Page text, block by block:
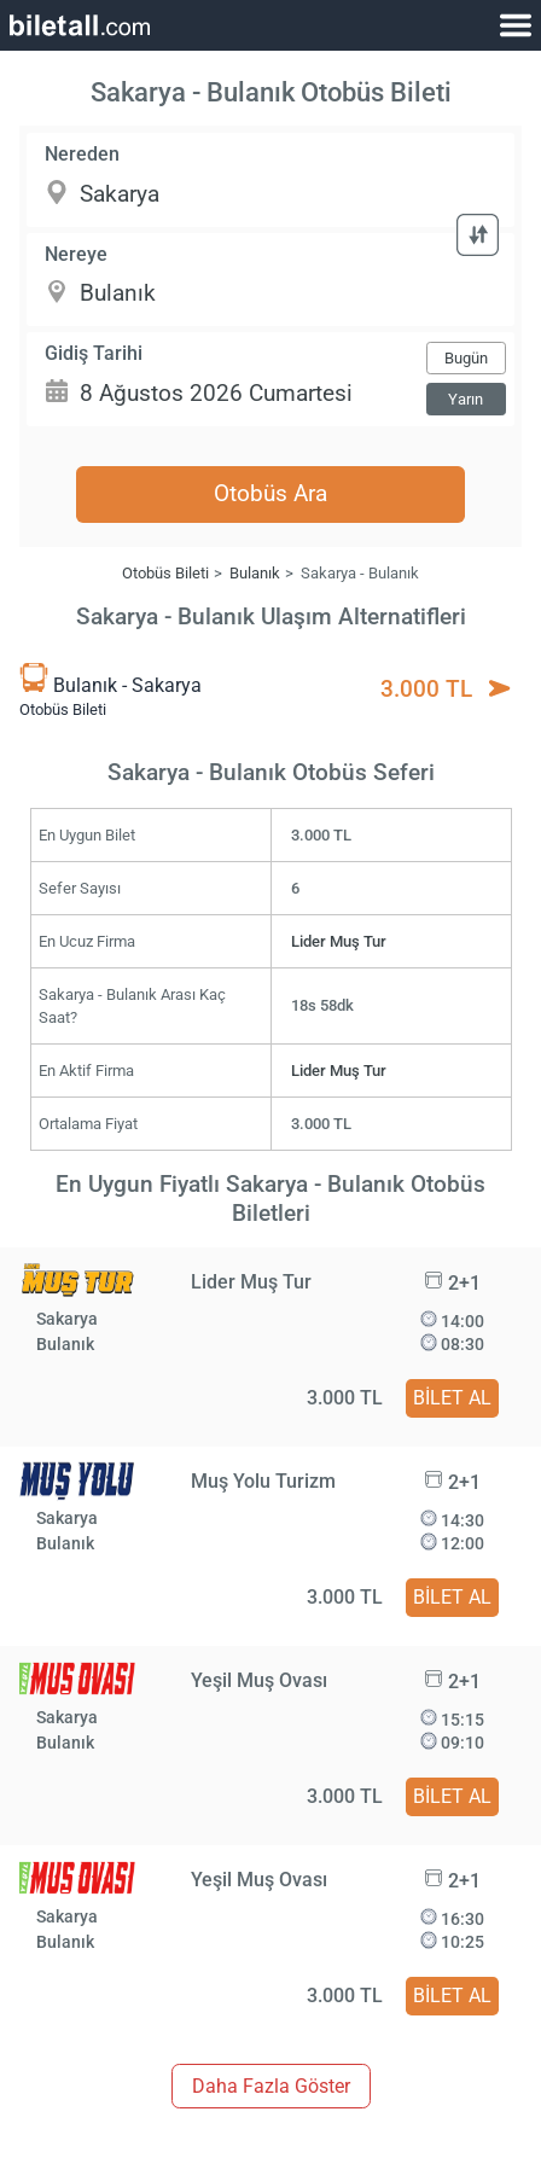
Sakarya - Bulanık Otobüs Bileti
Nereden
Nereye
Gidiş Tarihi Bugün
Yarın
Otobüs Ara
Otobüs Bileti Bulanık Sakarya - Bulanık
Sakarya - Bulanık Ulaşım Alternatifleri
Bulanık - Sakarya
Otobüs Bileti
3.000 TL
Sakarya - Bulanık Otobüs Seferi
En Uygun Bilet 3.000 TL
Sefer Sayısı 6
En Ucuz Firma Lider Muş Tur
Sakarya - Bulanık Arası Kaç
Saat?
18s 58dk
En Aktif Firma Lider Muş Tur
Ortalama Fiyat 3.000 TL
En Uygun Fiyatlı Sakarya - Bulanık Otobüs
Biletleri
Lider Muş Tur 2+1
Sakarya
Bulanık
14:00
08:30
3.000 TL BİLET AL
Muş Yolu Turizm 2+1
Sakarya
Bulanık
14:30
12:00
3.000 TL BİLET AL
Yeşil Muş Ovası 2+1
Sakarya
Bulanık
15:15
09:10
3.000 TL BİLET AL
Yeşil Muş Ovası 2+1
Sakarya
Bulanık
16:30
10:25
3.000 TL BİLET AL
Daha Fazla Göster